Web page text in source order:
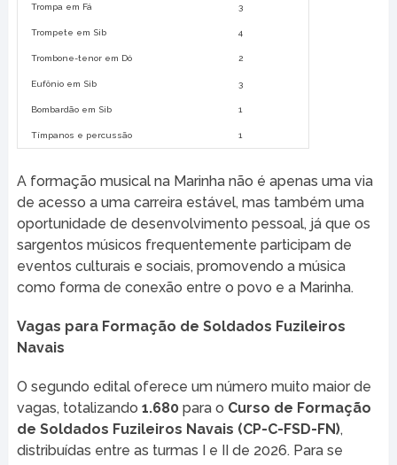
Trompa em Fá 3
Trompete em Sib 4
Trombone-tenor em Dó 2
Eufônio em Sib 3
Bombardão em Sib 1
Tímpanos e percussão 1
A formação musical na Marinha não é apenas uma via
de acesso a uma carreira estável, mas também uma
oportunidade de desenvolvimento pessoal, já que os
sargentos músicos frequentemente participam de
eventos culturais e sociais, promovendo a música
como forma de conexão entre o povo e a Marinha.
Vagas para Formação de Soldados Fuzileiros
Navais
O segundo edital oferece um número muito maior de
vagas, totalizando 1.680para o Curso de Formação
de Soldados Fuzileiros Navais (CP-C-FSD-FN),
distribuídas entre as turmas I e II de 2026. Para se